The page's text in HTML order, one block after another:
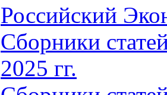
Российский
Сборники
2025 гг.